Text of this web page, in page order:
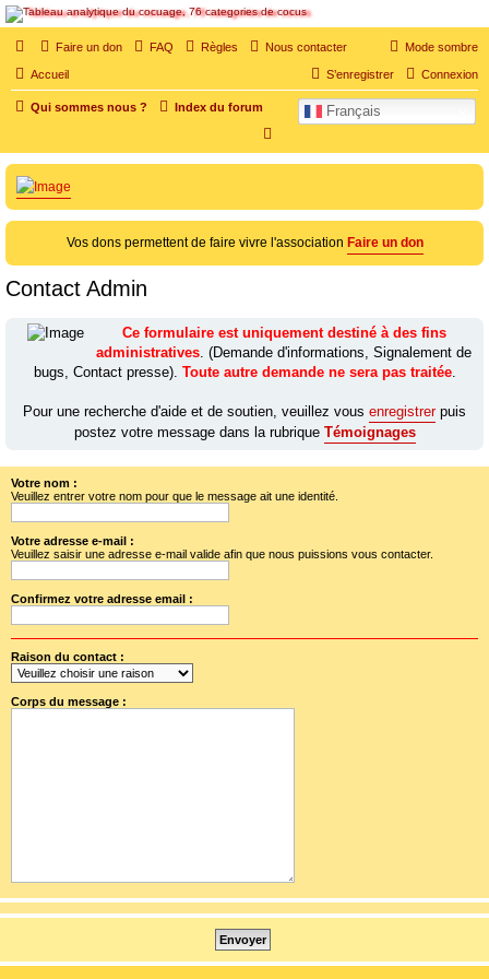
SOS cocu
SOS cocu est une association loi 1901 dont l'objet est le soutien aux victimes d'adultère.
Pouvoir parler, se confier, recevoir un soutien moral pour traverser une situation
Mode sombre
Faire un don FAQ Règles Nous contacter
Accueil Connexion
S’enregistrer
Qui sommes nous ? Index du forum Français
h
e
r
r
Vos dons permettent de faire vivre l'association Faire un don
Contact Admin
Ce formulaire est uniquement destiné à des fins
administratives . (Demande d'informations, Signalement de
bugs, Contact presse). Toute autre demande ne sera pas traitée.
Pour une recherche d'aide et de soutien, veuillez vous enregistrerpuis
postez votre message dans la rubrique Témoignages
Votre nom :
Veuillez entrer votre nom pour que le message ait une identité.
Votre adresse e-mail :
Veuillez saisir une adresse e-mail valide afin que nous puissions vous contacter.
Confirmez votre adresse email :
Raison du contact :
Corps du message :